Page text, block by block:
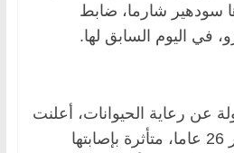
سودهير شارما، ضابط
في اليوم السابق لها.
عن رعاية الحيوانات، أعلنت
أسرتها وفاتها عن عمر 26 عاما، متأثرة بإصابتها